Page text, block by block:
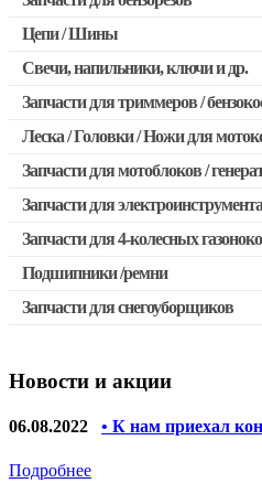
Запчасти для бензопил
Запчасти для Китайских
Запчасти для бензопил
Цепи / Шины
Свечи, напильники, ключи и др.
Запчасти для триммеров /
Запчасти для Китайских
Запчасти для мотокос Stihl
Леска / Головки / Ножи для
Запчасти для мотоблоков /
Запчасти для электроинструмента
Двигатели, редукторы для
Выключатели,
Запчасти для
Якоря, статоры
Запчасти для
Запчасти для 4-колесных
Подшипники /ремни
Запчасти для снегоуборщиков
Новости и акции
06.08.2022 • К нам приехал
Подробнее